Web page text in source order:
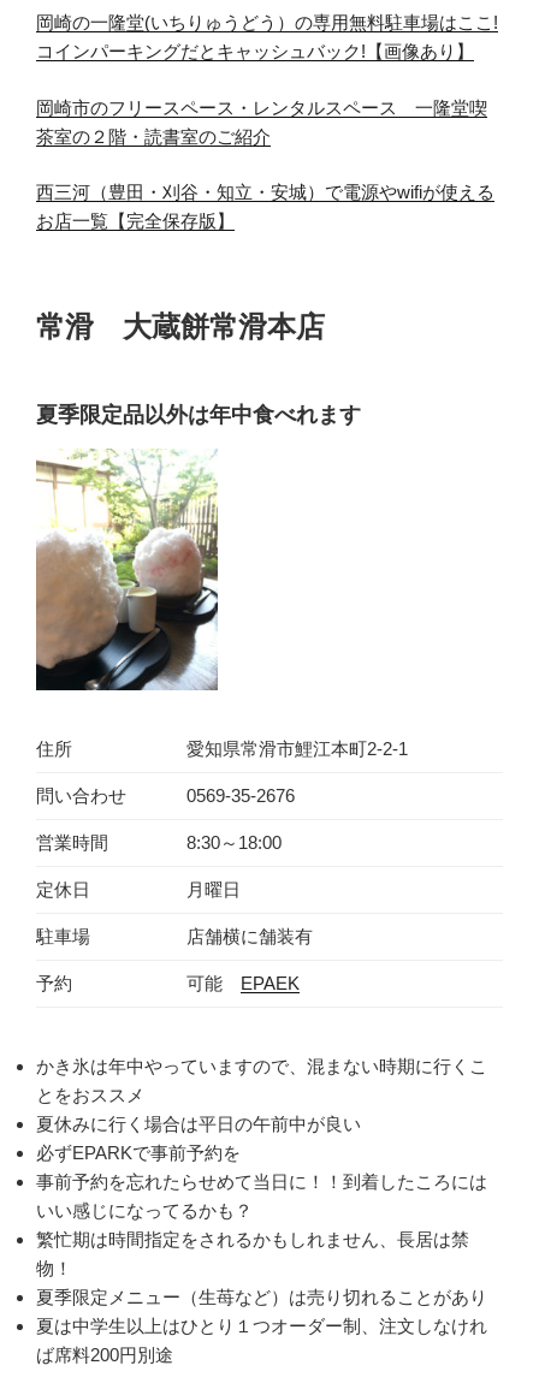
岡崎の一隆堂(いちりゅうどう）の専用無料駐車場はここ!
コインパーキングだとキャッシュバック!【画像あり】
岡崎市のフリースペース・レンタルスペース 一隆堂喫
茶室の２階・読書室のご紹介
西三河（豊田・刈谷・知立・安城）で電源やwifiが使える
お店一覧【完全保存版】
常滑 大蔵餅常滑本店
夏季限定品以外は年中食べれます
住所 愛知県常滑市鯉江本町2-2-1
問い合わせ 0569-35-2676
営業時間 8:30～18:00
定休日 月曜日
駐車場 店舗横に舗装有
予約 可能 EPAEK
かき氷は年中やっていますので、混まない時期に行くこ
とをおススメ
夏休みに行く場合は平日の午前中が良い
必ずEPARKで事前予約を
事前予約を忘れたらせめて当日に！！到着したころには
いい感じになってるかも？
繁忙期は時間指定をされるかもしれません、長居は禁
物！
夏季限定メニュー（生苺など）は売り切れることがあり
夏は中学生以上はひとり１つオーダー制、注文しなけれ
ば席料200円別途